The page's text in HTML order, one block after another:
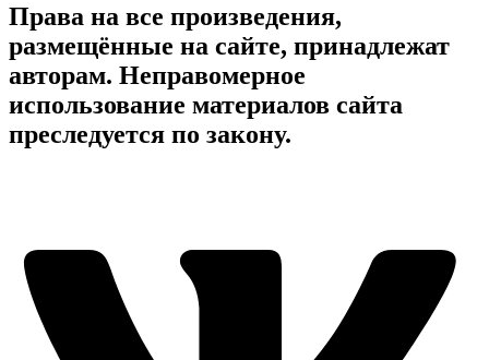
Права на все произведения,
размещённые на сайте, принадлежат
авторам. Неправомерное
использование материалов сайта
преследуется по закону.